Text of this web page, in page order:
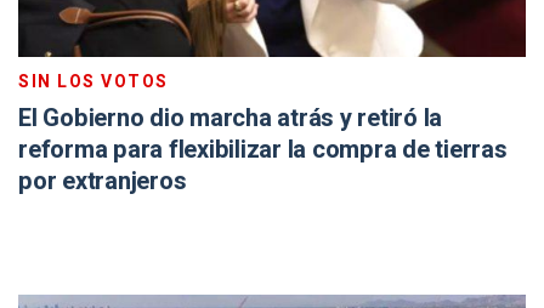
SIN LOS VOTOS
El Gobierno dio marcha atrás y retiró la
reforma para flexibilizar la compra de tierras
por extranjeros